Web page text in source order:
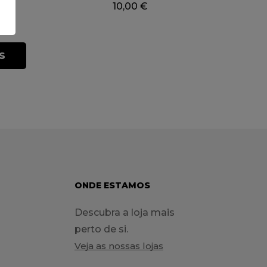
UNIVERSAL
10,00€
ONDE ESTAMOS
Descubra a loja mais
perto de si.
Veja as nossas lojas